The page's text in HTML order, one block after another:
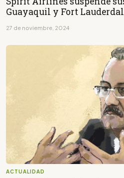
Guayaquil y Fort
27 de noviembre, 2024
ACTUALIDAD